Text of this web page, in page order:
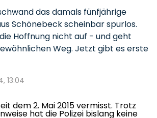
das damals fünfjährige
Schönebeck scheinbar spurlos.
Hoffnung nicht auf - und geht
Weg. Jetzt gibt es erste
13:04